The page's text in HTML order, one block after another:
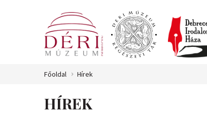
Főoldal Hírek
HÍREK